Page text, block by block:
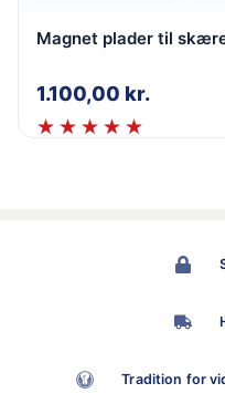
Magnet plader til
1.100,00 kr.
Tradition for